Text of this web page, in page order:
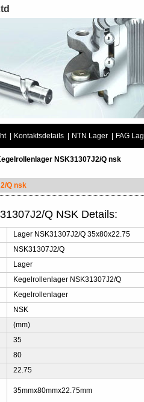
Kontaktsdetails NTN Lager FAG
NSK31307J2/Q nsk
Q nsk
Q NSK Details:
Lager NSK31307J2/Q 35x80x22.75
NSK31307J2/Q
Lager
Kegelrollenlager NSK31307J2/Q
Kegelrollenlager
NSK
(mm)
35
80
22.75
35mmx80mmx22.75mm